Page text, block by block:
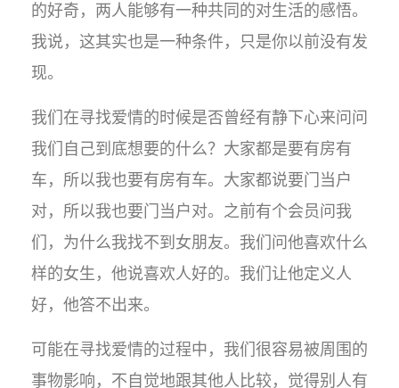
的好奇，两人能够有一种共同的对生活的感悟。
我说，这其实也是一种条件，只是你以前没有发
现。
我们在寻找爱情的时候是否曾经有静下心来问问
我们自己到底想要的什么？大家都是要有房有
车，所以我也要有房有车。大家都说要门当户
对，所以我也要门当户对。之前有个会员问我
们，为什么我找不到女朋友。我们问他喜欢什么
样的女生，他说喜欢人好的。我们让他定义人
好，他答不出来。
可能在寻找爱情的过程中，我们很容易被周围的
事物影响，不自觉地跟其他人比较，觉得别人有